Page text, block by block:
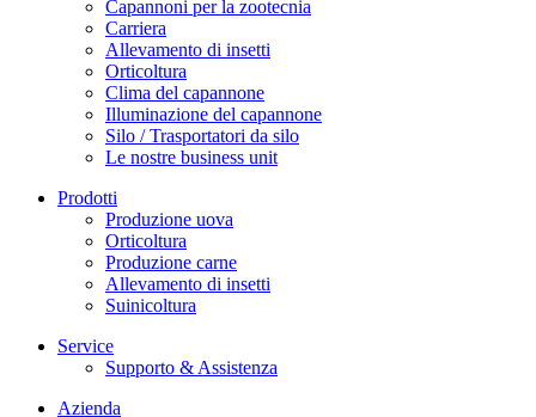
Capannoni per la zootecnia
Carriera
Allevamento di insetti
Orticoltura
Clima del capannone
Illuminazione del capannone
Silo / Trasportatori da silo
Le nostre business unit
Prodotti
Produzione uova
Orticoltura
Produzione carne
Allevamento di insetti
Suinicoltura
Service
Supporto & Assistenza
Azienda